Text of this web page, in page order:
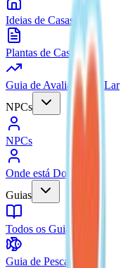
Ideias de Casas
Plantas de Casas
Guia de Avaliação do Lar
NPCs
NPCs
Onde está Doris?
Guias
Todos os Guias
Guia de Pesca